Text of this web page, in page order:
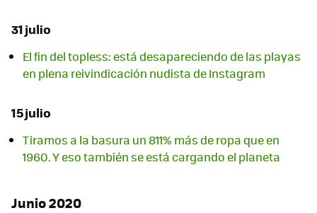
31 julio
El fin del topless: está desapareciendo de las playas
en plena reivindicación nudista de Instagram
15 julio
Tiramos a la basura un 811% más de ropa que en
1960. Y eso también se está cargando el planeta
Junio 2020